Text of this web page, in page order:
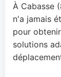
À Cabasse
n'a jamais
pour
solutions